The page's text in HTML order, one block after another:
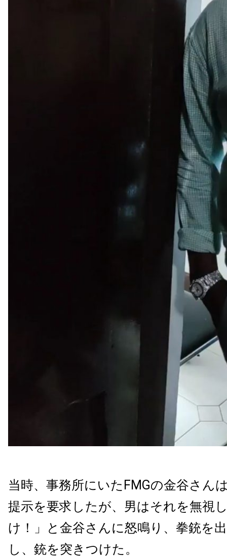
当時、事務所にいたFMGの金谷さん
提示を要求したが、男はそれを無視
け！」と金谷さんに怒鳴り、拳銃を
し、銃を突きつけた。